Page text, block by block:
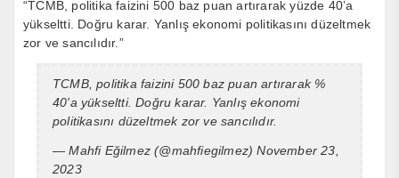
“TCMB, politika faizini 500 baz puan artırarak yüzde 40’a
yükseltti. Doğru karar. Yanlış ekonomi politikasını düzeltmek
zor ve sancılıdır.”
TCMB, politika faizini 500 baz puan artırarak %
40'a yükseltti. Doğru karar. Yanlış ekonomi
politikasını düzeltmek zor ve sancılıdır.
— Mahfi Eğilmez (@mahfiegilmez)November 23,
2023